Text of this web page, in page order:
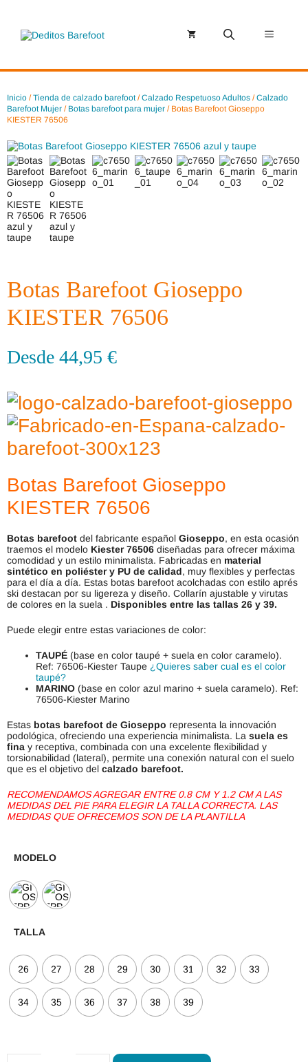
Menú
Inicio /Tienda de calzado barefoot/Calzado Respetuoso Adultos /Calzado
Barefoot Mujer / Botas barefoot para mujer / Botas Barefoot Gioseppo
KIESTER 76506
Botas Barefoot Gioseppo
KIESTER 76506
Desde 44,95 €
Botas Barefoot Gioseppo
KIESTER 76506
Botas barefoot del fabricante español Gioseppo, en esta ocasión
traemos el modelo Kiester76506 diseñadas para ofrecer máxima
comodidad y un estilo minimalista. Fabricadas en material
sintético en poliéster y PU de calidad, muy flexibles y perfectas
para el día a día. Estas botas barefoot acolchadas con estilo aprés
ski destacan por su ligereza y diseño. Collarín ajustable y virutas
de colores en la suela . Disponibles entre las tallas 26 y 39.
Puede elegir entre estas variaciones de color:
TAUPÉ (base en color taupé + suela en color caramelo).
Ref: 76506-Kiester Taupe ¿Quieres saber cual es el color
taupé?
MARINO (base en color azul marino + suela caramelo). Ref:
76506-Kiester Marino
Estas botas barefoot de Gioseppo representa la innovación
podológica, ofreciendo una experiencia minimalista. La suela es
fina y receptiva, combinada con una excelente flexibilidad y
torsionabilidad (lateral), permite una conexión natural con el suelo
que es el objetivo del calzado barefoot.
RECOMENDAMOS AGREGAR ENTRE 0.8 CM Y 1.2 CM A LAS
MEDIDAS DEL PIE PARA ELEGIR LA TALLA CORRECTA. LAS
MEDIDAS QUE OFRECEMOS SON DE LA PLANTILLA
MODELO
TALLA
26 27 28 29 30 31 32 33
34 35 36 37 38 39